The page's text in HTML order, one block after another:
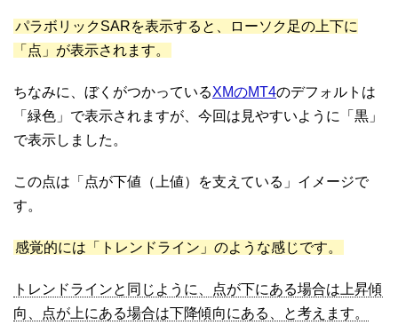
パラボリックSARを表示すると、ローソク足の上下に
「点」が表示されます。
ちなみに、ぼくがつかっているXMのMT4のデフォルトは
「緑色」で表示されますが、今回は見やすいように「黒」
で表示しました。
この点は「点が下値（上値）を支えている」イメージで
す。
感覚的には「トレンドライン」のような感じです。
トレンドラインと同じように、点が下にある場合は上昇傾
向、点が上にある場合は下降傾向にある、と考えます。